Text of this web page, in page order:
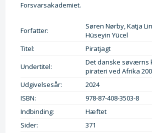
Forsvarsakademiet.
Forfatter:
Søren Nørby, Katja
Hüseyin Yücel
Titel:
Piratjagt
Undertitel:
Det danske søværns
pirateri ved Afrika
Udgivelsesår:
2024
ISBN:
978-87-408-3503-8
Indbinding:
Hæftet
Sider:
371